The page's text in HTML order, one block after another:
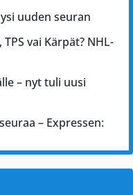
uuden seuran
vai Kärpät? NHL-
– nyt tuli uusi
– Expressen: